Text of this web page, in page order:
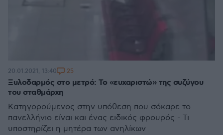
Ξυλοδαρμός στο μετρό: Το «ευχαριστώ» της συζύγου
του σταθμάρχη
Κατηγορούμενος στην υπόθεση που σόκαρε το
πανελλήνιο είναι και ένας ειδικός φρουρός - Τι
υποστηρίζει η μητέρα των ανηλίκων
20.01.2021, 13:40 25